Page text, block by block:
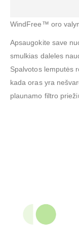
WindFree™ oro
Apsaugokite save
smulkias daleles
Spalvotos lemputės
kada oras yra
plaunamo filtro